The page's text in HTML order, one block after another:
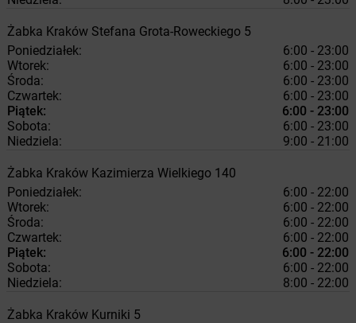
Żabka Kraków Stefana Grota-Roweckiego 5
Poniedziałek:
6:00 - 23:00
Wtorek:
6:00 - 23:00
Środa:
6:00 - 23:00
Czwartek:
6:00 - 23:00
Piątek:
6:00 - 23:00
Sobota:
6:00 - 23:00
Niedziela:
9:00 - 21:00
Żabka Kraków Kazimierza Wielkiego 140
Poniedziałek:
6:00 - 22:00
Wtorek:
6:00 - 22:00
Środa:
6:00 - 22:00
Czwartek:
6:00 - 22:00
Piątek:
6:00 - 22:00
Sobota:
6:00 - 22:00
Niedziela:
8:00 - 22:00
Żabka Kraków Kurniki 5